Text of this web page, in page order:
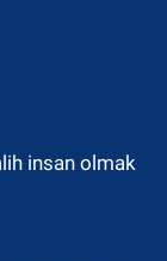
insan olmak